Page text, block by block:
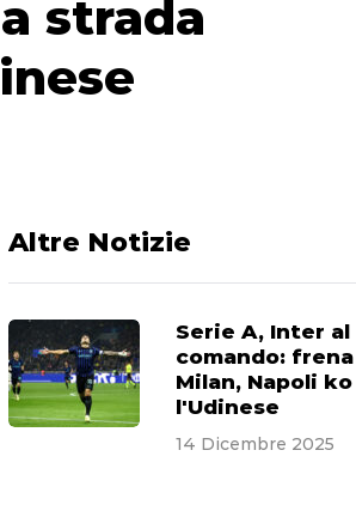
strada
Altre Notizie
Serie A, Inter al
comando:
Milan, Napoli
l'Udinese
14 Dicembre 2025